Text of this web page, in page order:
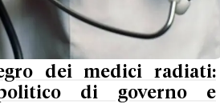
dei medici radiati:
di governo e